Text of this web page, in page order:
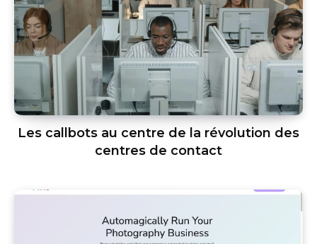
Les callbots au centre de la révolution des
centres de contact